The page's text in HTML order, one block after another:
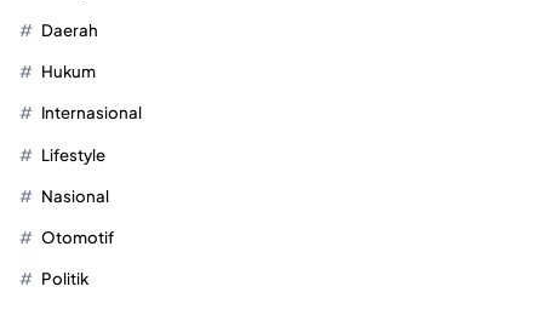
Daerah
Hukum
Internasional
Lifestyle
Nasional
Otomotif
Politik